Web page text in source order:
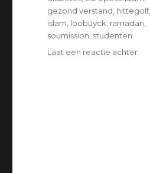
gezond verstand hittegolf,
islam loobuyck ramadan
soumission studenten
Laat een reactie achterop